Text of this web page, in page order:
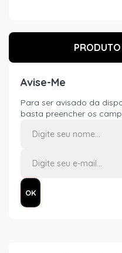
Avise-Me
Para ser avisado da
basta preencher os